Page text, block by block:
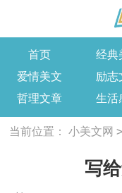
首页 经典
爱情美文
励志
哲理文章
生活
当前位置： 小美文网 >
写